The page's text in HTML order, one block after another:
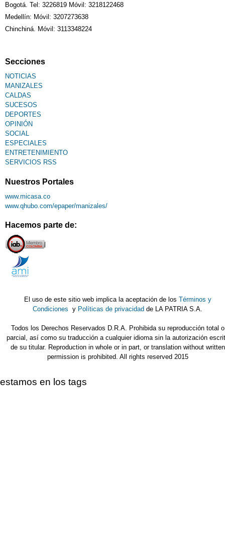
Bogotá. Tel: 3226819 Móvil: 3218122468
Medellín: Móvil: 3207273638
Chinchiná. Móvil: 3113348224
Secciones
NOTICIAS
MANIZALES
CALDAS
SUCESOS
DEPORTES
OPINIÓN
SOCIAL
ESPECIALES
ENTRETENIMIENTO
SERVICIOS RSS
Nuestros Portales
www.micasa.co
www.qhubo.com/epaper/manizales/
Hacemos parte de:
El uso de este sitio web implica la aceptación de los Términos y
Condiciones y Políticas de privacidad de LA PATRIA S.A.
Todos los Derechos Reservados D.R.A. Prohibida su reproducción total o
parcial, así como su traducción a cualquier idioma sin la autorización
de su titular. Reproduction in whole or in part, or translation without written
permission is prohibited. All rights reserved 2015
estamos en los tags